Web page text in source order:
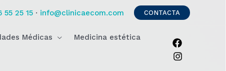
55 25 15 · info@clinicaecom.com CONTACTA
Médicas Medicina estética